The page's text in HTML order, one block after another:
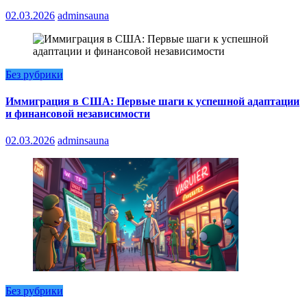
02.03.2026 adminsauna
Без рубрики
Иммиграция в США: Первые шаги к успешной адаптации
и финансовой независимости
02.03.2026 adminsauna
Без рубрики